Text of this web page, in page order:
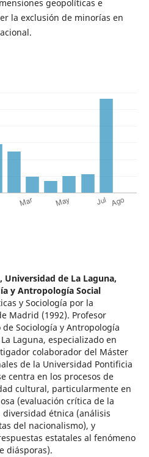
geopolíticas e
la exclusión de minorías en
Universidad de La Laguna,
y Antropología Social
y Sociología por la
Madrid (1992). Profesor
Sociología y Antropología
Laguna, especializado en
colaborador del Máster
de la Universidad Pontificia
centra en los procesos de
cultural, particularmente en
(evaluación crítica de la
étnica (análisis
del nacionalismo), y
estatales al fenómeno
diásporas).